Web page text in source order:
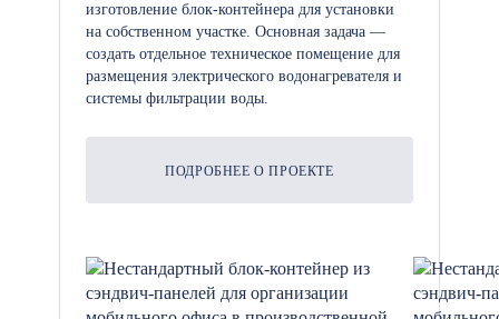
Система отопления и
кондиционирования: Для
поддержания комфортной
температуры в любое время года.
Почему выбирают
Модульные проходные — это
изготовление блок-контейнера для установки
на собственном участке. Основная задача —
создать отдельное техническое помещение для
размещения электрического водонагревателя и
системы фильтрации воды.
ПОДРОБНЕЕ О ПРОЕКТЕ